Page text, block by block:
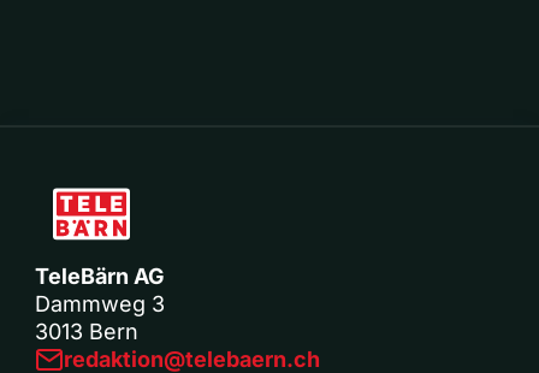
TeleBärn AG
Dammweg 3
3013 Bern
redaktion@telebaern.ch